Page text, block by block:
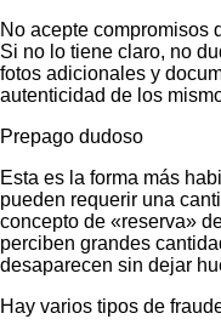
No acepte compromisos
Si no lo tiene claro, no
fotos adicionales y
autenticidad de los
Prepago dudoso
Esta es la forma más
pueden requerir una
concepto de «reserva»
perciben grandes
desaparecen sin dejar
Hay varios tipos de